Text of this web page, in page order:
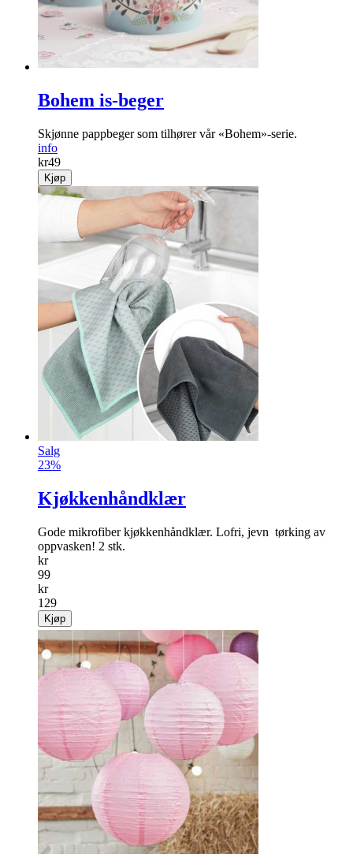
Bohem is-beger
Skjønne pappbeger som tilhører vår «Bohem»-serie.
info
kr49
Kjøp
Salg
23%
Kjøkkenhåndklær
Gode mikrofiber kjøkkenhåndklær. Lofri, jevn ­ tørking av
oppvasken! 2 stk.
kr
99
kr
129
Kjøp